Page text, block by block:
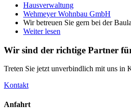
Hausverwaltung
Wehmeyer Wohnbau GmbH
Wir betreuen Sie gern bei der
Weiter lesen
Wir sind der richtige Partner
Treten Sie jetzt unverbindlich mit uns in
Kontakt
Anfahrt